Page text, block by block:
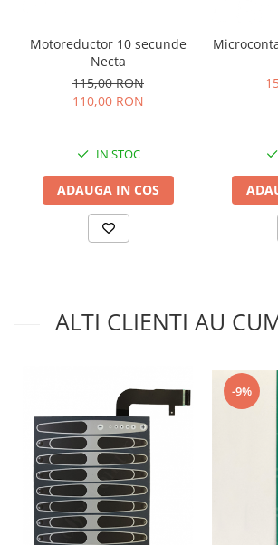
Motoreductor 10 secunde
Necta
115,00 RON
110,00 RON
IN STOC
ADAUGA IN COS
ALTI CLIENTI AU
-9%